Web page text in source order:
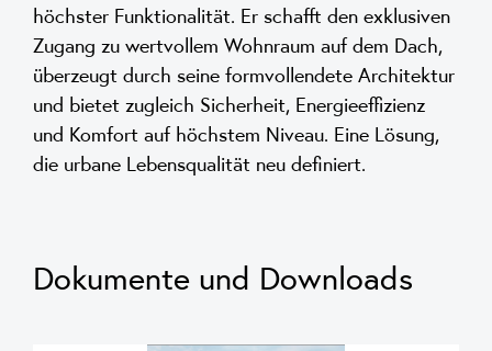
höchster Funktionalität. Er schafft den exklusiven
Zugang zu wertvollem Wohnraum auf dem Dach,
überzeugt durch seine formvollendete Architektur
und bietet zugleich Sicherheit, Energieeffizienz
und Komfort auf höchstem Niveau. Eine Lösung,
die urbane Lebensqualität neu definiert.
Dokumente und Downloads